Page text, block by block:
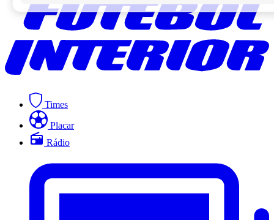
Times
Placar
Rádio